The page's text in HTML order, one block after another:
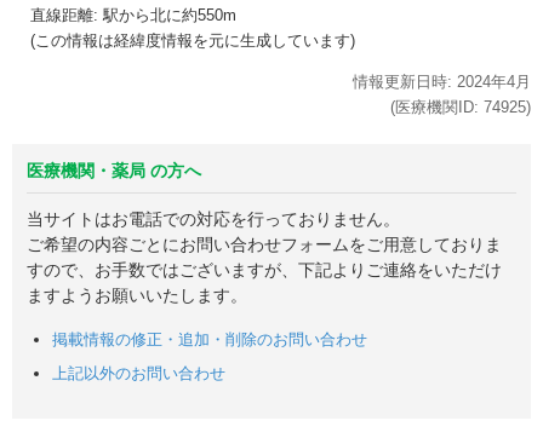
直線距離: 駅から北に約550m
(この情報は経緯度情報を元に生成しています)
情報更新日時: 2024年4月
(医療機関ID: 74925)
医療機関・薬局 の方へ
当サイトはお電話での対応を行っておりません。
ご希望の内容ごとにお問い合わせフォームをご用意しておりま
すので、お手数ではございますが、下記よりご連絡をいただけ
ますようお願いいたします。
掲載情報の修正・追加・削除のお問い合わせ
上記以外のお問い合わせ